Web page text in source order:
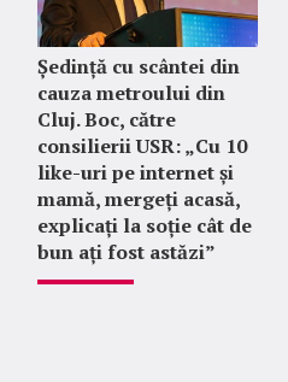
Ședință cu scântei din
cauza metroului din
Cluj. Boc, către
consilierii USR: „Cu 10
like-uri pe internet și
mamă, mergeți acasă,
explicați la soție cât de
bun ați fost astăzi”